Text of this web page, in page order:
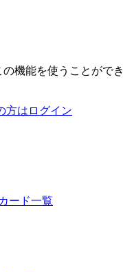
機能を使うことができ
方はログイン
ード一覧